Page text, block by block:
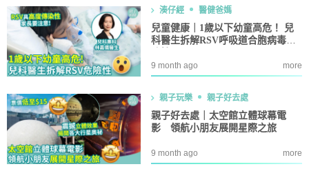
湊仔經 醫健爸媽
兒童健康｜1歲以下幼童高危！ 兒
科醫生拆解RSV呼吸道合胞病毒危
9 month ago more
親子玩樂 親子好去處
親子好去處｜太空館立體球幕電
影 領航小朋友展開星際之旅
9 month ago more